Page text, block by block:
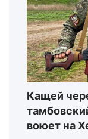
Кащей
воюет на